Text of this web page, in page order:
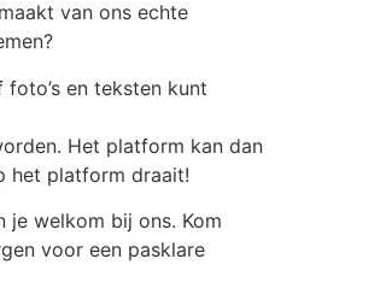
van ons echte
en teksten kunt
Het platform kan dan
het platform draait!
je welkom bij ons. Kom
voor een pasklare